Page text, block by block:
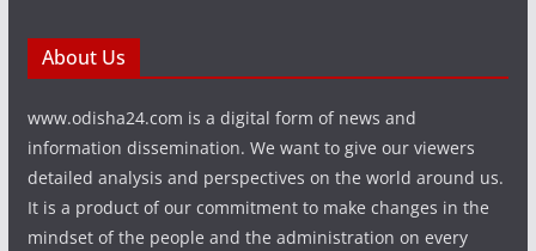
About Us
www.odisha24.com is a digital form of news and
information dissemination. We want to give our viewers
detailed analysis and perspectives on the world around us.
It is a product of our commitment to make changes in the
mindset of the people and the administration on every